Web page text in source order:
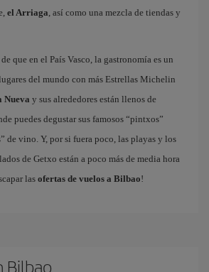
el Arriaga , así como una mezcla de tiendas y
que en el País Vasco, la gastronomía es un
del mundo con más Estrellas Michelin
Nueva y sus alrededores están llenos de
puedes degustar sus famosos “pintxos”
de vino. Y, por si fuera poco, las playas y los
de Getxo están a poco más de media hora
las ofertas de vuelos a Bilbao!
Bilbao